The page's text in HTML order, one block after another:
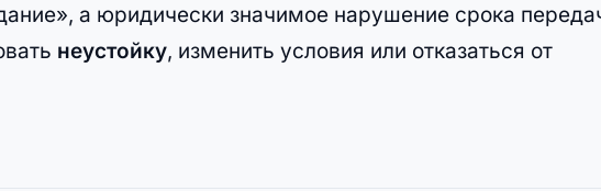
а юридически значимое нарушение срока
неустойку, изменить условия или отказаться от